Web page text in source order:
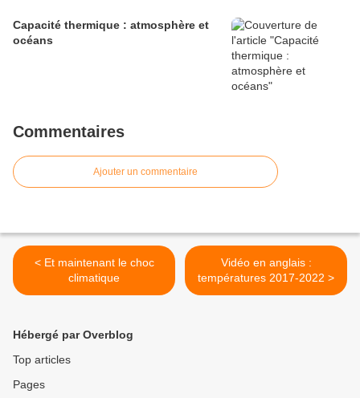
Capacité thermique : atmosphère et
océans
Commentaires
Ajouter un commentaire
< Et maintenant le choc
climatique
Vidéo en anglais :
températures 2017-2022 >
Hébergé par Overblog
Top articles
Pages